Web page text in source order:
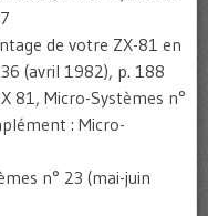
de votre ZX-81 en
(avril 1982), p. 188
81, Micro-Systèmes n°
: Micro-
n° 23 (mai-juin